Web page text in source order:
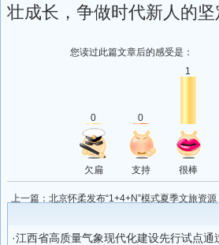
壮成长，争做时代新人的坚
您读过此篇文章后的感受是：
0 0
1
欠扁 支持 很棒
上一篇： 北京怀柔发布“1+4+N”模式夏季文旅资源
·江西省高质量气象现代化建设先行试点通